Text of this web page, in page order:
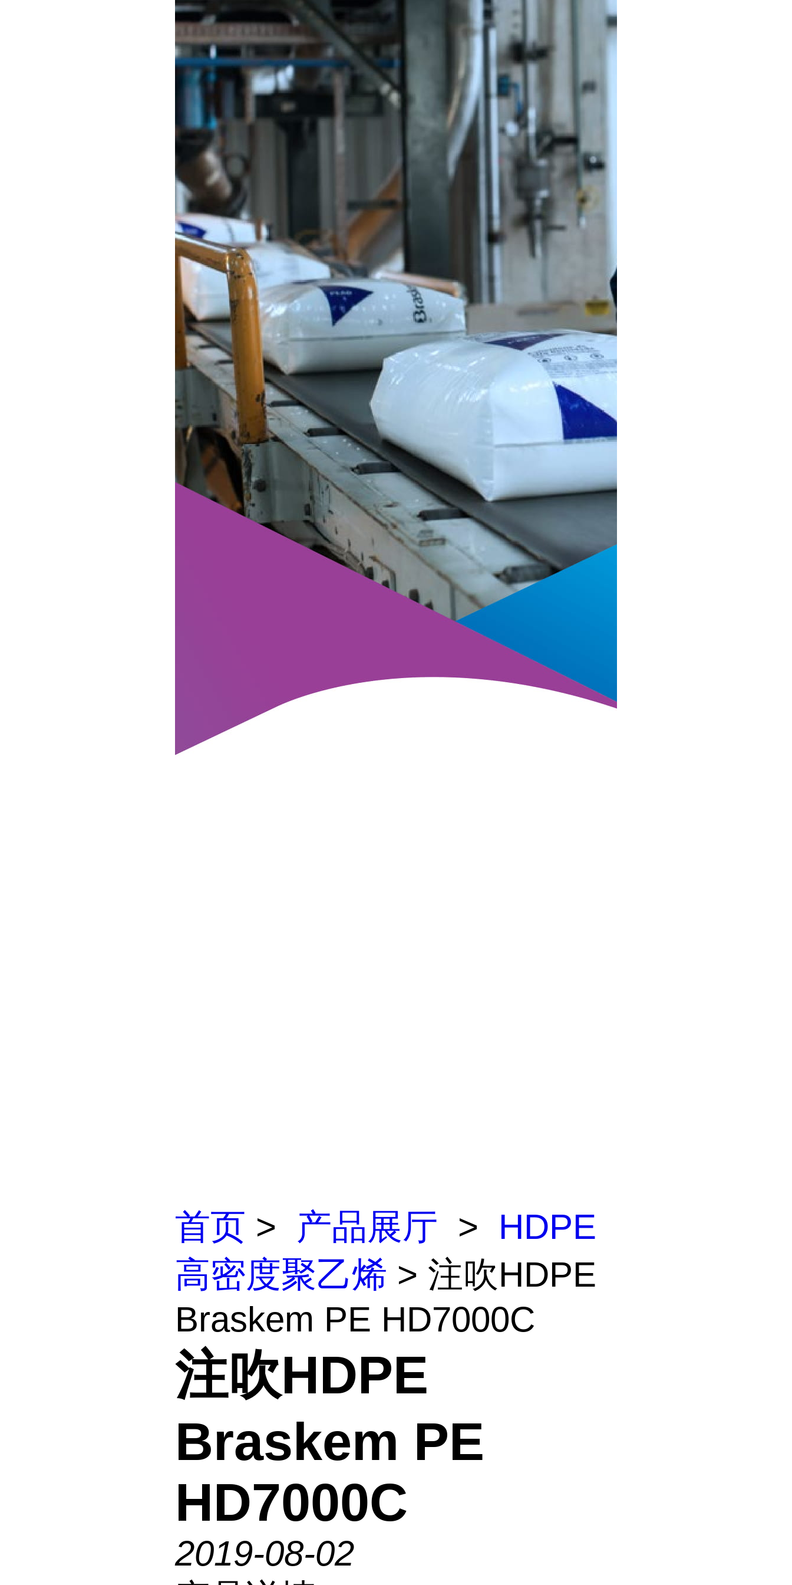
首页 > 产品展厅 >
HDPE
高密度聚乙烯 > 注吹HDPE
Braskem PE HD7000C
注吹HDPE
Braskem PE
HD7000C
2019-08-02